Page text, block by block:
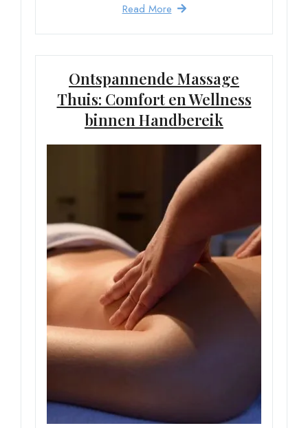
Read More
Ontspannende Massage
Thuis: Comfort en Wellness
binnen Handbereik